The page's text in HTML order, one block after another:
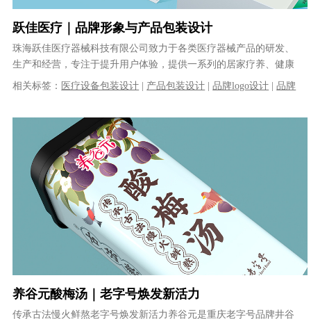
跃佳医疗｜品牌形象与产品包装设计
珠海跃佳医疗器械科技有限公司致力于各类医疗器械产品的研发、
生产和经营，专注于提升用户体验，提供一系列的居家疗养、健康
检查等产品及完善的售后服务。建立了......
相关标签： 医疗设备包装设计 产品包装设计 |品牌logo设计 |品牌
养谷元酸梅汤｜老字号焕发新活力
传承古法慢火鲜熬老字号焕发新活力养谷元是重庆老字号品牌井谷